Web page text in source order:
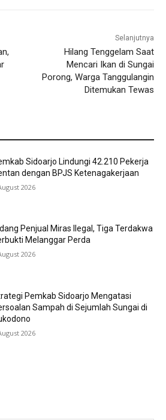
Selanjutnya
Hilang Tenggelam Saat
Mencari Ikan di Sungai
Porong, Warga Tanggulangin
Ditemukan Tewas
Sidoarjo Lindungi 42.210 Pekerja
dengan BPJS Ketenagakerjaan
2026
Penjual Miras Ilegal, Tiga Terdakwa
Melanggar Perda
2026
Pemkab Sidoarjo Mengatasi
Sampah di Sejumlah Sungai di
2026